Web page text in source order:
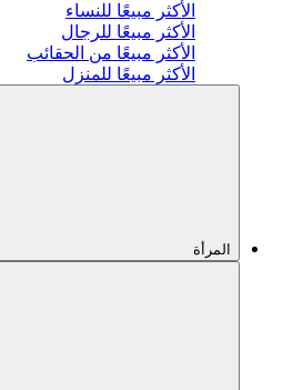
الأكثر مبيعًا للنساء
الأكثر مبيعًا للرجال
الأكثر مبيعًا من الحقائب
الأكثر مبيعًا للمنزل
المرأة